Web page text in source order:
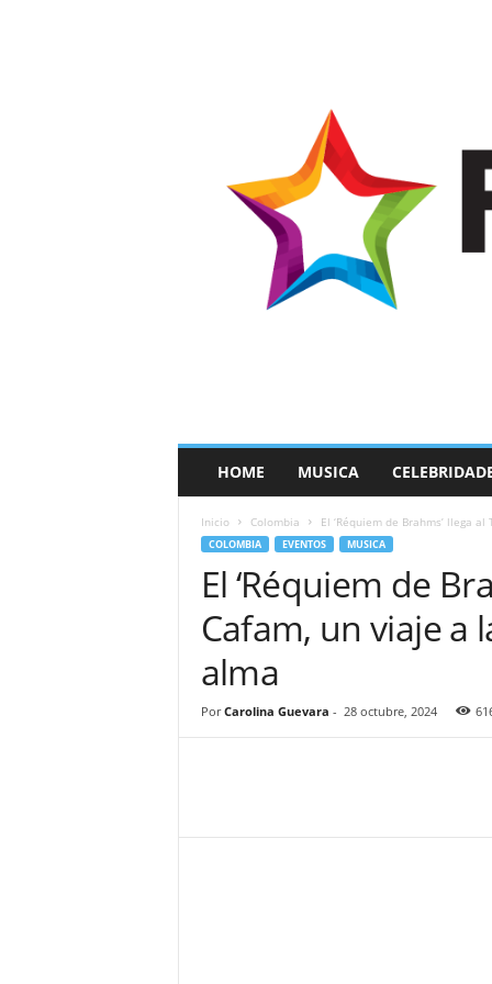
a
HOME MUSICA
Inicio Colombia El ‘Réquiem de Brahms’ llega
COLOMBIA EVENTOS MUSICA
El ‘Réquiem de
Cafam, un viaje a
alma
Por Carolina Guevara - 28 octubre, 2024